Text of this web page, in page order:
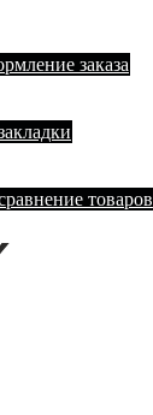
заказа
товаров